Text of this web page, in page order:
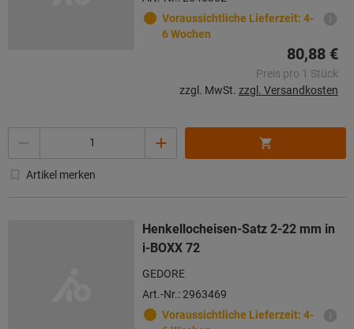
Voraussichtliche Lieferzeit: 4-
6 Wochen
80,88 €
Preis pro 1 Stück
zzgl. MwSt. zzgl. Versandkosten
Artikel merken
Henkellocheisen-Satz 2-22 mm in
i-BOXX 72
GEDORE
Art.-Nr.: 2963469
Voraussichtliche Lieferzeit: 4-